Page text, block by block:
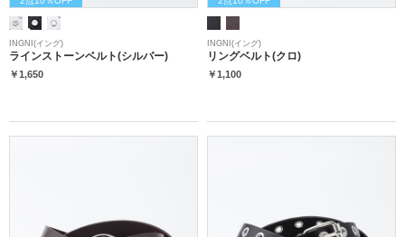
INGNI(イング)
ラインストーンベルト(シルバー)
￥1,650
INGNI(イング)
リングベルト(クロ)
￥1,100